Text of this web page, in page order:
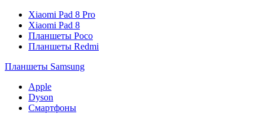
Xiaomi Pad 8 Pro
Xiaomi Pad 8
Планшеты Poco
Планшеты Redmi
Планшеты Samsung
Apple
Dyson
Смартфоны